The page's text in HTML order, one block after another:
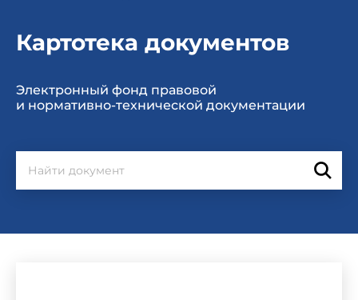
Картотека документов
Электронный фонд правовой
и нормативно-технической документации